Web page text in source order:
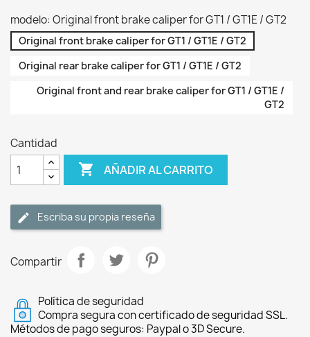
modelo: Original front brake caliper for GT1 / GT1E / GT2
Original front brake caliper for GT1 / GT1E / GT2
Original rear brake caliper for GT1 / GT1E / GT2
Original front and rear brake caliper for GT1 / GT1E /
GT2
Cantidad
 AÑADIR AL CARRITO
Escriba su propia reseña
Compartir
Política de seguridad
Compra segura con certificado de seguridad SSL.
Métodos de pago seguros: Paypal o 3D Secure.